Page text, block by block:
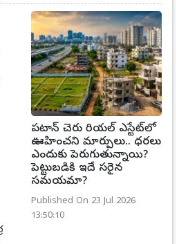
పటాన్ చెరు రియల్ ఎస్టేట్‌లో
ఊహించని మార్పులు.. ధరలు
ఎందుకు పెరుగుతున్నాయి?
పెట్టుబడికి ఇదే సరైన
సమయమా?
Published On 23 Jul 2026
13:50:10